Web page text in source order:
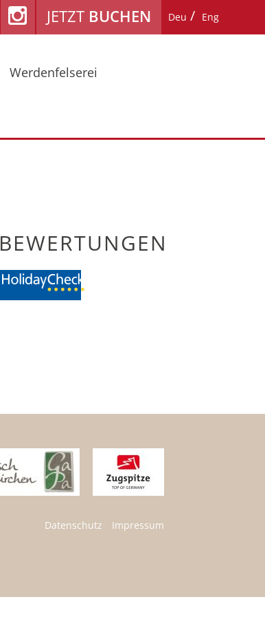
Deu Eng
JETZT BUCHEN
Werdenfelserei
BEWERTUNGEN
Datenschutz Impressum